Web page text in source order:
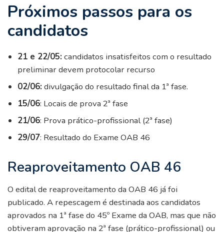
Próximos passos para os
candidatos
21 e 22/05: candidatos insatisfeitos com o resultado
preliminar devem protocolar recurso
02/06: divulgação do resultado final da 1ª fase.
15/06: Locais de prova 2ª fase
21/06: Prova prático-profissional (2ª fase)
29/07: Resultado do Exame OAB 46
Reaproveitamento OAB 46
O edital de reaproveitamento da OAB 46 já foi
publicado. A repescagem é destinada aos candidatos
aprovados na 1ª fase do 45º Exame da OAB, mas que não
obtiveram aprovação na 2ª fase (prático-profissional) ou